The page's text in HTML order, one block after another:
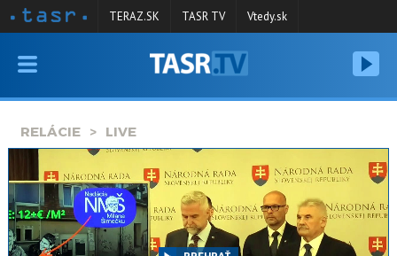
VYSIELANIE
SPRAVODAJSTVO
KONTAKT
ARCHÍV
TERAZ.SK TASR TV Vtedy.sk
RELÁCIE LIVE